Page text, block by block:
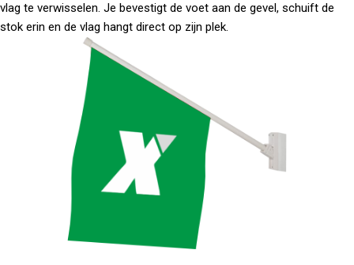
vlag te verwisselen. Je bevestigt de voet aan de gevel, schuift de
stok erin en de vlag hangt direct op zijn plek.